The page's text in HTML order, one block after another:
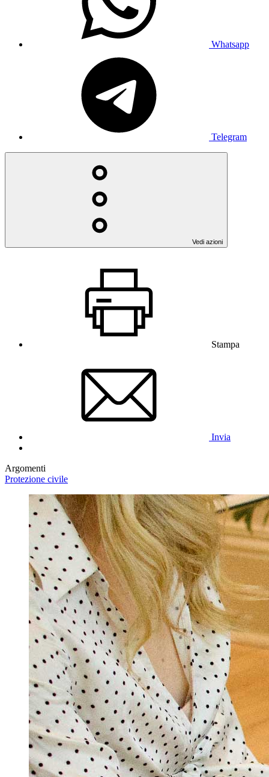
Whatsapp
Telegram
Vedi azioni
Stampa
Invia
Argomenti
Protezione civile